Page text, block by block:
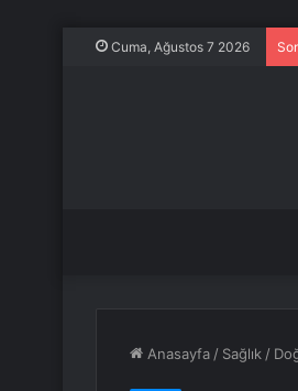
Cuma, Ağustos 7 2026
Anasayfa / Sağlık /